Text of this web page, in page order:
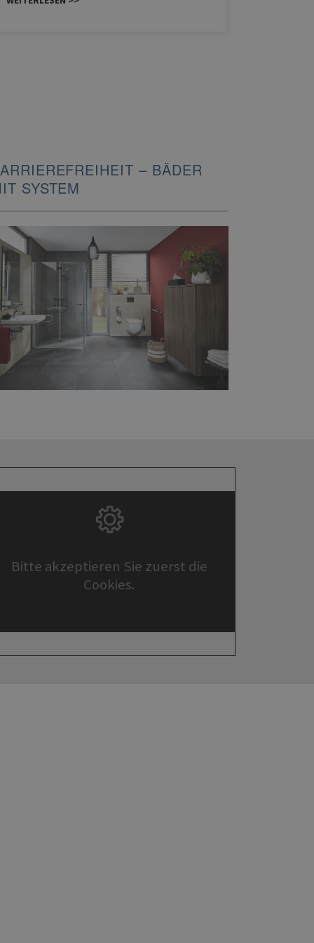
– BÄDER
SYSTEM
Bitte akzeptieren Sie zuerst die
Cookies.